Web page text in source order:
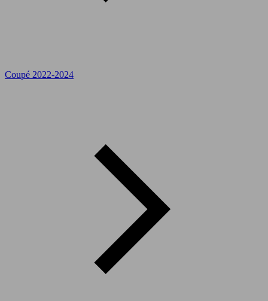
Coupé 2022-2024